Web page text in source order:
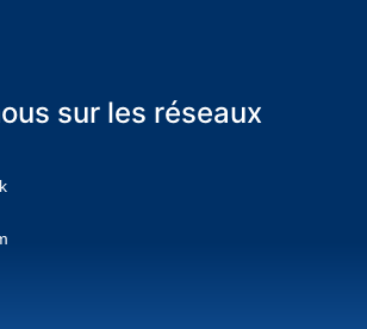
sur les réseaux